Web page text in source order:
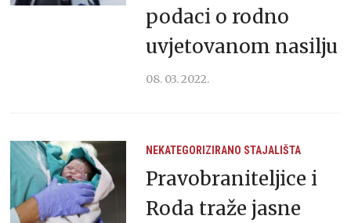
podaci o rodno
uvjetovanom nasilju
08. 03. 2022.
NEKATEGORIZIRANO STAJALIŠTA
Pravobraniteljice i
Roda traže jasne